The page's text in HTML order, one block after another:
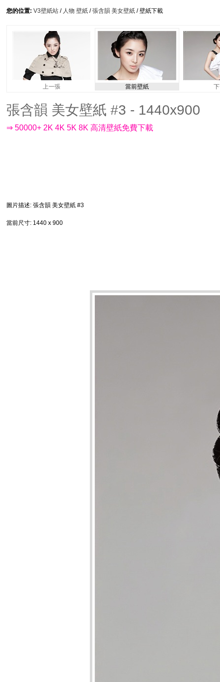
您的位置: V3壁紙站 / 人物 壁紙 /張含韻 美女壁紙 / 壁紙下載
上一張 當前壁紙
張含韻 美女壁紙 #3 - 1440x900
⇒ 50000+ 2K 4K 5K 8K 高清壁紙免費下載
圖片描述: 張含韻 美女壁紙 #3
當前尺寸: 1440 x 900